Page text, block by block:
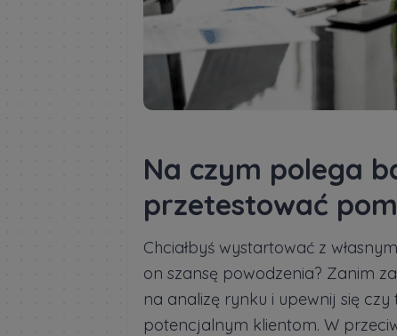
Na czym polega
przetestować
Chciałbyś wystartować z
on szansę powodzenia? Zanim
na analizę rynku i upewnij się
potencjalnym klientom. W